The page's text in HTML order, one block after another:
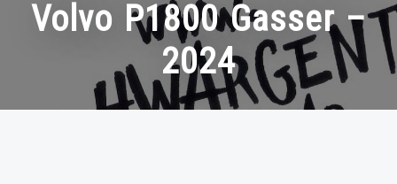
Volvo P1800 Gasser –
2024